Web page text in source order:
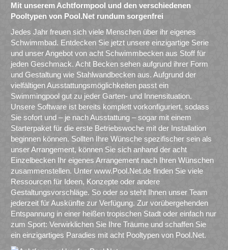
Mit unserem Achtformpool und den verschiedenen
Pooltypen von Pool.Net rundum sorgenfrei
Jedes Jahr freuen sich viele Menschen über ihr eigenes
Schwimmbad. Entdecken Sie jetzt unsere einzigartige Serie
und unser Angebot von acht Schwimmbecken aus Stoff für
jeden Geschmack. Acht Becken sehen aufgrund ihrer Form
und Gestaltung wie Stahlwandbecken aus. Aufgrund der
vielfältigen Ausstattungsmöglichkeiten passt ein
Swimmingpool gut zu jeder Garten- und Innensituation.
Unsere Software ist bereits komplett vorkonfiguriert, sodass
Sie sofort und – je nach Ausstattung – sogar mit einem
Starterpaket für die erste Betriebswoche mit der Installation
beginnen können. Sollten Ihre Wünsche spezifischer sein als
unser Arrangement, können Sie sich anhand der acht
Einzelbecken Ihr eigenes Arrangement nach Ihren Wünschen
zusammenstellen. Unter www.Pool.Net.de finden Sie viele
Ressourcen für Ideen, Konzepte oder andere
Gestaltungsvorschläge. So oder so steht Ihnen unser Team
jederzeit für Auskünfte zur Verfügung. Zur vorübergehenden
Entspannung in einer heißen tropischen Stadt oder einfach nur
zum Sport: Verwirklichen Sie Ihre Träume und schaffen Sie
ein einzigartiges Paradies mit acht Pooltypen von Pool.Net.